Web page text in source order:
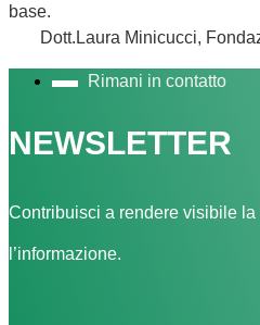
base.
Dott.Laura Minicucci,
Rimani in contatto
NEWSLETTER
Contribuisci a rendere visibile
l’informazione.